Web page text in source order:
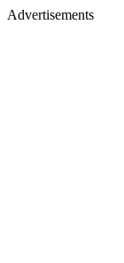
Advertisements